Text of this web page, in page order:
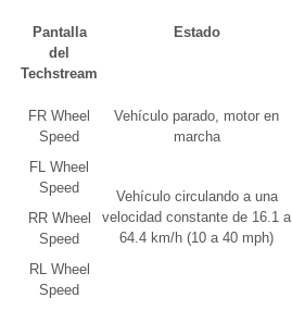
Pantalla
del
Techstream
Estado
FR Wheel
Speed
FL Wheel
Speed
RR Wheel
Speed
RL Wheel
Speed
Vehículo parado, motor en
marcha
Vehículo circulando a una
velocidad constante de 16.1 a
64.4 km/h (10 a 40 mph)